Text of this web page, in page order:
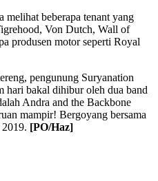
melihat beberapa tenant yang
Von Dutch, Wall of
produsen motor seperti Royal
pengunung Suryanation
hari bakal dihibur oleh dua band
Andra and the Backbone
mampir! Bergoyang bersama
[PO/Haz]